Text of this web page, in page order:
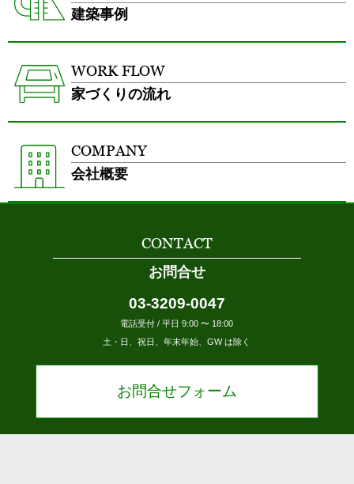
建築事例
WORK FLOW
家づくりの流れ
COMPANY
会社概要
CONTACT
お問合せ
03-3209-0047
電話受付 / 平日 9:00 〜 18:00
土・日、祝日、年末年始、GW は除く
お問合せフォーム